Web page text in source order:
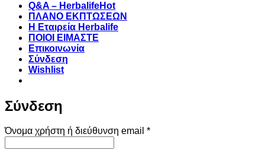
Q&A – Herbalife
ΠΛΑΝΟ ΕΚΠΤΩΣΕΩΝ
Η Εταιρεία Herbalife
ΠΟΙΟΙ ΕΙΜΑΣΤΕ
Επικοινωνία
Σύνδεση
Wishlist
Σύνδεση
Όνομα χρήστη ή διεύθυνση email *Απαιτείται